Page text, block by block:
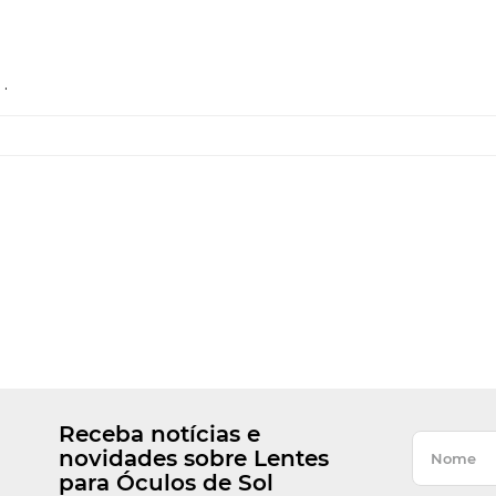
.
Receba notícias e
novidades sobre Lentes
para Óculos de Sol